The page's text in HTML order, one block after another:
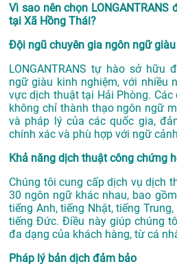
Vì sao nên chọn
tại Xã Hồng Thái?
Đội ngũ chuyên gia ngôn ngữ
LONGANTRANS tự hào sở hữu
ngữ giàu kinh nghiệm, với nhiều
vựcdịch thuật tại Hải Phòng. Các
không chỉ thành thạo ngôn ngữ
và pháp lý của các quốc gia,
chính xác và phù hợp với ngữ
Khả năng dịch thuật công chứng
Chúng tôi cung cấp dịch vụ dịch
30 ngôn ngữ khác nhau, bao
tiếng Anh, tiếng Nhật, tiếng
tiếng Đức. Điều này giúp chúng
đa dạng của khách hàng, từ cá
Pháp lý bản dịch đảm bảo